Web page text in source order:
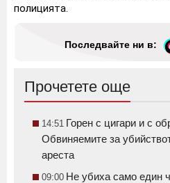
полицията.
Последвайте ни в:
Прочетете още
14:51 Горен с цигари и с
Обвиняемите за
ареста
09:00 Не убиха само един